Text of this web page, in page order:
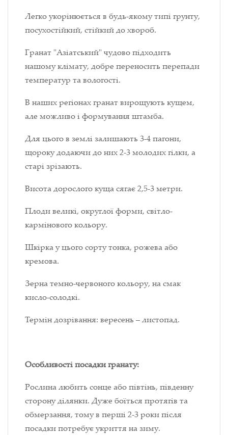
Легко укорінюється в будь-якому типі грунту,
посухостійкий, стійкий до хвороб.
Гранат "Азіатський" чудово підходить
нашому клімату, добре переносить перепади
температур та вологості.
В наших регіонах гранат вирощують кущем,
але можливо і формування штамба.
Для цього в землі залишають 3-4 пагони,
щороку додаючи до них 2-3 молодих гілки, а
старі зрізають.
Висота дорослого куща сягає 2,5-3 метри.
Плоди великі, округлої форми, світло-
кармінового кольору.
Шкірка у цього сорту тонка, рожева або
кремова.
Зерна темно-червоного кольору, на смак
кисло-солодкі.
Термін дозрівання: вересень – листопад.
Особливості посадки гранату:
Рослина любить сонце або півтінь, південну
сторону ділянки. Дуже боїться протягів та
обмерзання, тому в перші 2-3 роки після
посадки потребує укриття на зиму.